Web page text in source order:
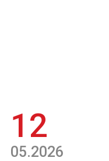
12
05.2026